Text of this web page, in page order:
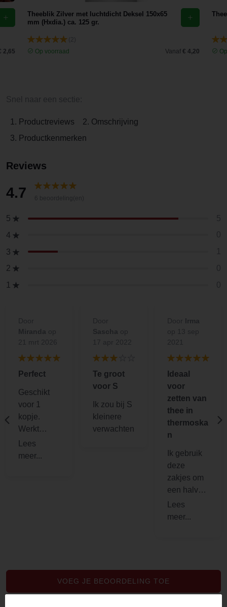
2,65
Theeblik Zilver met luchtdicht Deksel 150x65
mm (Hxdia.) ca. 125 gr.
Op voorraad
Vanaf € 4,20
1. Productreviews
2. Omschrijving
3. Productkenmerken
Reviews
4.7
5
4
3
2
1
Perfect
Geschikt
voor 1
kopje.
Werkt
perfect
Te groot
voor S
Ik zou bij S
kleinere
verwachten
Ideaal
voor
zetten van
thee in
thermoska
n
Ik gebruik
deze
zakjes om
een halve
liter thee te
zetten. Ze
VOEG JE BEOORDELING TOE